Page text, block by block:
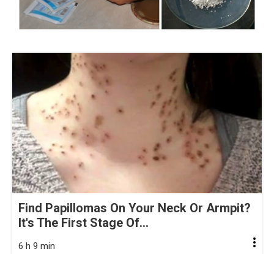
Find Papillomas On Your Neck Or Armpit?
It's The First Stage Of...
6 h 9 min